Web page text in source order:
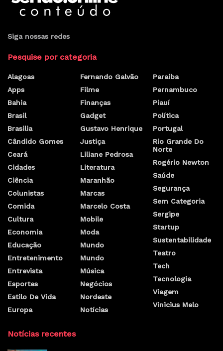
Siga nossas redes
Pesquise por categoria
Alagoas
Apps
Bahia
Brasil
Brasilia
Cândido Gomes
Ceará
Cidades
Ciência
Colunistas
Comida
Cultura
Economia
Educação
Entretenimento
Entrevista
Esportes
Estilo De Vida
Europa
Fernando Galvão
Filme
Finanças
Gadget
Gustavo Henrique
Justiça
Liliane Pedrosa
Literatura
Maranhão
Marcas
Marcelo Costa
Mobile
Moda
Mundo
Mundo
Música
Negócios
Nordeste
Notícias
Paraíba
Pernambuco
Piauí
Política
Portugal
Rio Grande Do
Norte
Rogério Newton
Saúde
Segurança
Sem Categoria
Sergipe
Startup
Sustentabilidade
Teatro
Tech
Tecnologia
Viagem
Vinicius Melo
Notícias recentes